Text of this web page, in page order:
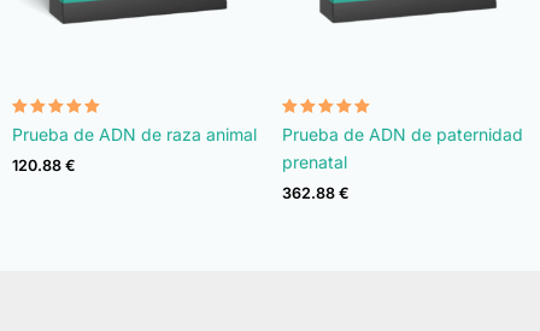
Valorado
con
4.90
de 5
Prueba de ADN de raza animal
120.88 €
Valorado
con
4.92
de 5
Prueba de ADN de paternidad
prenatal
362.88 €